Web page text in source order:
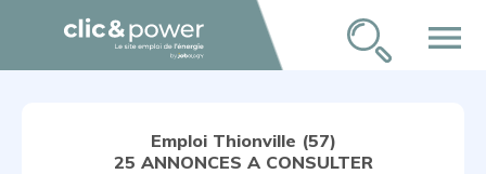
menu
Emploi Thionville (57)
25 ANNONCES A CONSULTER